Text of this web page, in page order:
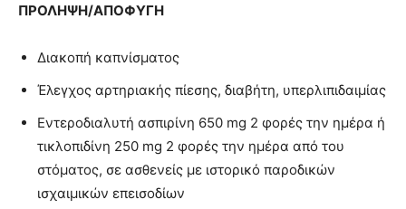
ΠΡΟΛΗΨΗ/ΑΠΟΦΥΓΗ
Διακοπή καπνίσματος
Έλεγχος αρτηριακής πίεσης, διαβήτη, υπερλιπιδαιμίας
Εντεροδιαλυτή ασπιρίνη 650 mg 2 φορές την ημέρα ή
τικλοπιδίνη 250 mg 2 φορές την ημέρα από του
στόματος, σε ασθενείς με ιστορικό παροδικών
ισχαιμικών επεισοδίων